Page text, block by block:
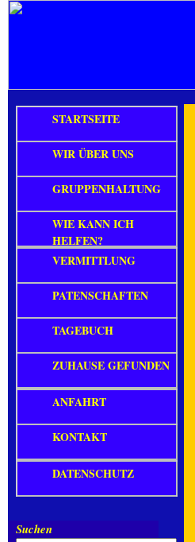
STARTSEITE
WIR ÜBER UNS
GRUPPENHALTUNG
WIE KANN ICH
HELFEN?
VERMITTLUNG
PATENSCHAFTEN
TAGEBUCH
ZUHAUSE GEFUNDEN
ANFAHRT
KONTAKT
DATENSCHUTZ
Suchen